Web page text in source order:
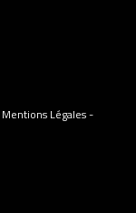
Mentions Légales-